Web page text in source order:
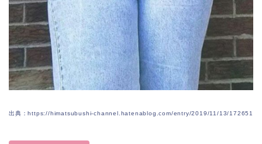
出典：https://himatsubushi-channel.hatenablog.com/entry/2019/11/13/172651